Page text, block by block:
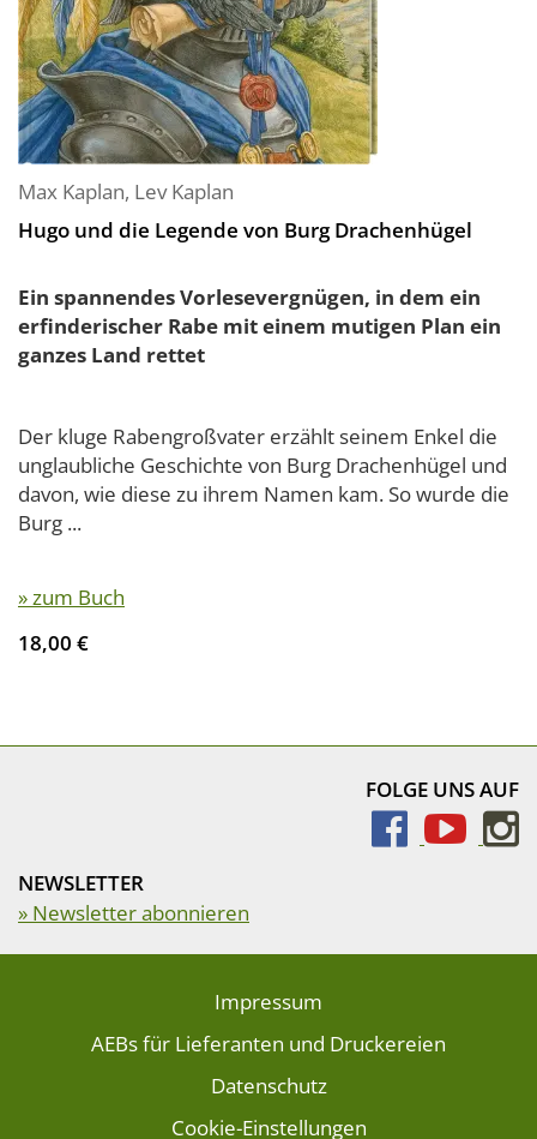
Max Kaplan, Lev Kaplan
Hugo und die Legende von Burg Drachenhügel
Ein spannendes Vorlesevergnügen, in dem ein
erfinderischer Rabe mit einem mutigen Plan ein
ganzes Land rettet
Der kluge Rabengroßvater erzählt seinem Enkel die
unglaubliche Geschichte von Burg Drachenhügel und
davon, wie diese zu ihrem Namen kam. So wurde die
Burg ...
» zum Buch
18,00 €
FOLGE UNS AUF
NEWSLETTER
» Newsletter abonnieren
Impressum
AEBs für Lieferanten und Druckereien
Datenschutz
Cookie-Einstellungen